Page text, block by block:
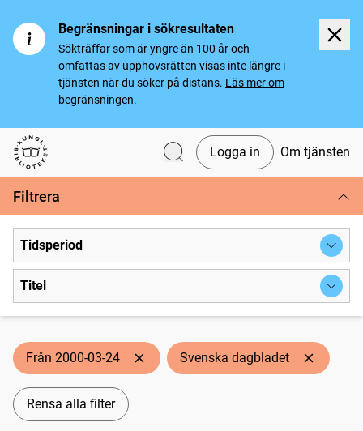
Begränsningar i sökresultaten
Sökträffar som är yngre än 100 år och
omfattas av upphovsrätten visas inte längre i
tjänsten när du söker på distans. Läs mer om
begränsningen.
Svenska tidningar
Logga in Om tjänsten
Filtrera
Tidsperiod
Titel
Från 2000-03-24 Svenska dagbladet
Rensa alla filter